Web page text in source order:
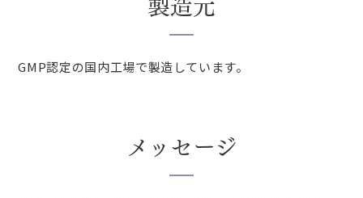
GMP認定の国内工場で製造しています。
メッセージ